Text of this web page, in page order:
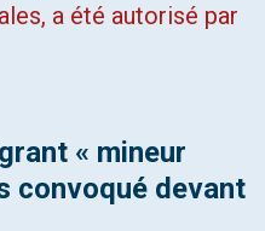
a été autorisé par
« mineur
convoqué devant